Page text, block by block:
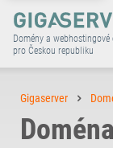
Domény a webhostingové
pro Českou republiku
Gigaserver